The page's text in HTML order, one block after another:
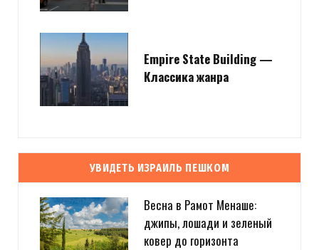
Empire State Building —
Классика жанра
УВИДЕТЬ ИЗРАИЛЬ ПЕШКОМ
Весна в Рамот Менаше:
джипы, лошади и зеленый
ковер до горизонта